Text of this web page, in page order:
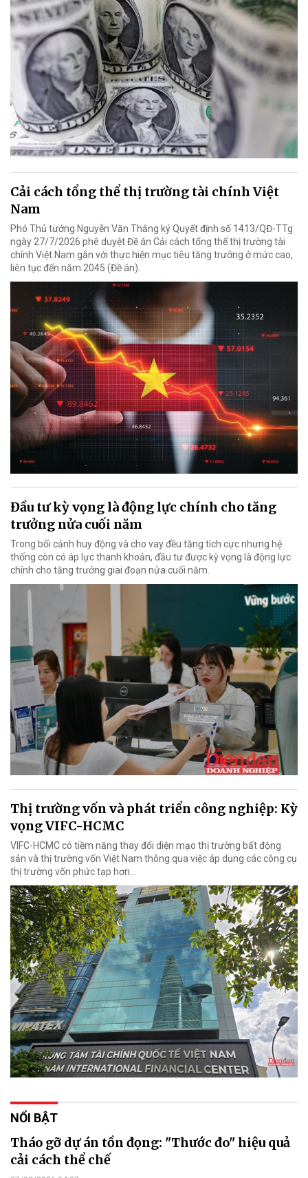
Cải cách tổng thể thị trường tài chính Việt
Nam
Phó Thủ tướng Nguyễn Văn Thắng ký Quyết định số 1413/QĐ-TTg
ngày 27/7/2026 phê duyệt Đề án Cải cách tổng thể thị trường tài
chính Việt Nam gắn với thực hiện mục tiêu tăng trưởng ở mức cao,
liên tục đến năm 2045 (Đề án).
Đầu tư kỳ vọng là động lực chính cho tăng
trưởng nửa cuối năm
Trong bối cảnh huy động và cho vay đều tăng tích cực nhưng hệ
thống còn có áp lực thanh khoản, đầu tư được kỳ vọng là động lực
chính cho tăng trưởng giai đoạn nửa cuối năm.
Thị trường vốn và phát triển công nghiệp: Kỳ
vọng VIFC-HCMC
VIFC-HCMC có tiềm năng thay đổi diện mạo thị trường bất động
sản và thị trường vốn Việt Nam thông qua việc áp dụng các công cụ
thị trường vốn phức tạp hơn...
NỔI BẬT
Tháo gỡ dự án tồn đọng: "Thước đo" hiệu quả
cải cách thể chế